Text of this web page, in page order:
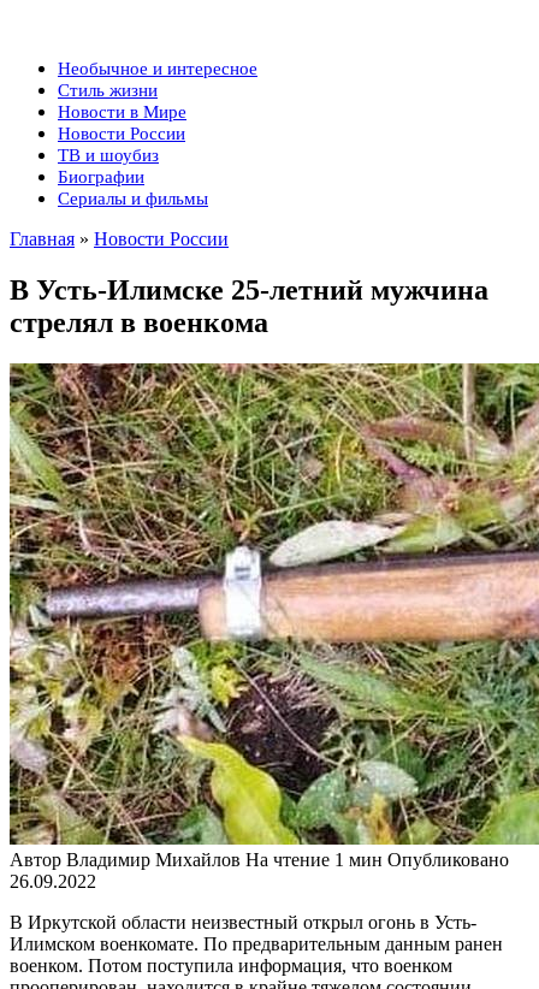
Необычное и интересное
Стиль жизни
Новости в Мире
Новости России
ТВ и шоубиз
Биографии
Сериалы и фильмы
Главная » Новости России
В Усть-Илимске 25-летний мужчина
стрелял в военкома
Автор Владимир Михайлов На чтение 1 мин Опубликовано
26.09.2022
В Иркутской области неизвестный открыл огонь в Усть-
Илимском военкомате. По предварительным данным ранен
военком. Потом поступила информация, что военком